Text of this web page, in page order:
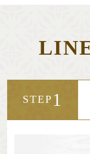
STEP 1